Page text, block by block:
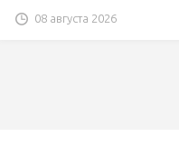
на сезон.
08 августа 2026